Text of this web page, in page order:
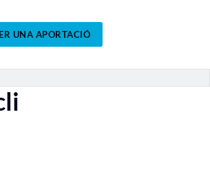
UNA APORTACIÓ